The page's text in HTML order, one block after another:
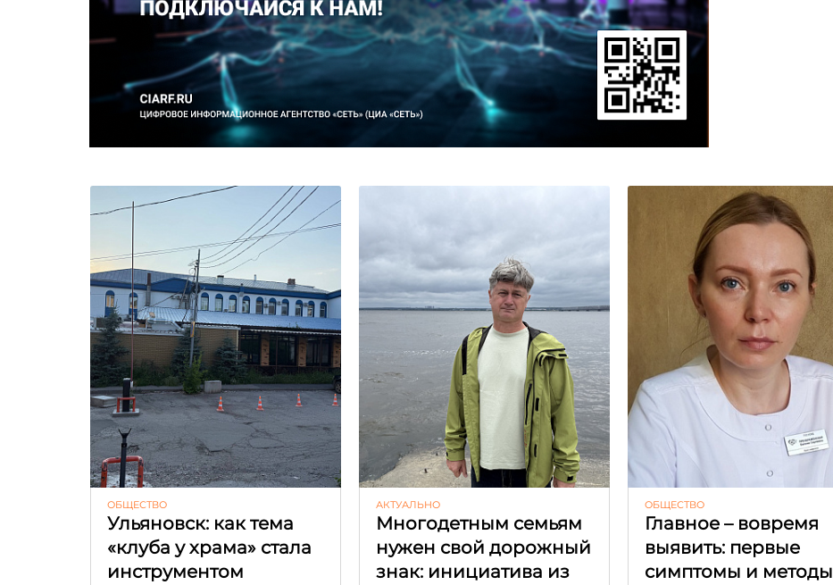
ОБЩЕСТВО
Ульяновск: как тема
«клуба у храма» стала
инструментом
АКТУАЛЬНО
Многодетным семьям
нужен свой дорожный
знак: инициатива из
ОБЩЕСТВО
Главное – вовремя
выявить: первые
симптомы и методы